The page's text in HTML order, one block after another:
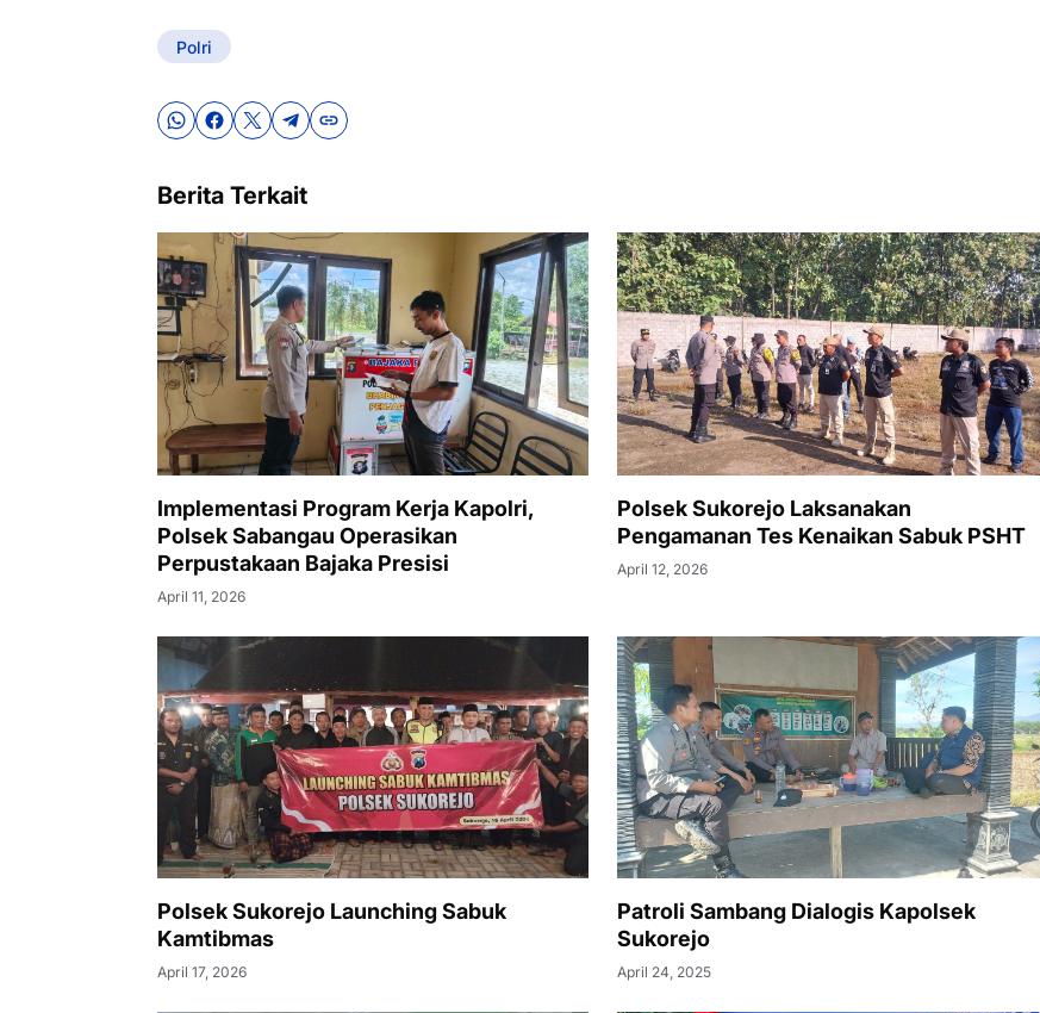
Polri
Berita Terkait
Implementasi Program Kerja Kapolri,
Polsek Sabangau Operasikan
Perpustakaan Bajaka Presisi
April 11, 2026
Polsek Sukorejo Laksanakan
Pengamanan Tes Kenaikan Sabuk PSHT
April 12, 2026
Polsek Sukorejo Launching Sabuk
Kamtibmas
April 17, 2026
Patroli Sambang Dialogis Kapolsek
Sukorejo
April 24, 2025